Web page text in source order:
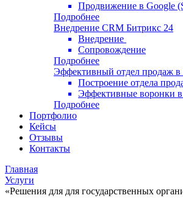
Продвижение в Google
Подробнее
Внедрение CRM Битрикс 24
Внедрение
Сопровождение
Подробнее
Эффективный отдел продаж
Построение отдела
Эффективные воронки
Подробнее
Портфолио
Кейсы
Отзывы
Контакты
Главная
Услуги
«Решения для для государственных